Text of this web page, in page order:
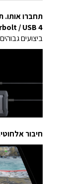
תחברו אותו.
/ USB 4
ביצועים
חיבור